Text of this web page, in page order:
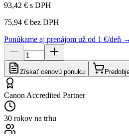
93,42 € s DPH
75,94 € bez DPH
Ponúkame aj prenájom už od 1 €/deň →
Získať cenovú ponuku
Canon Accredited Partner
30 rokov na trhu